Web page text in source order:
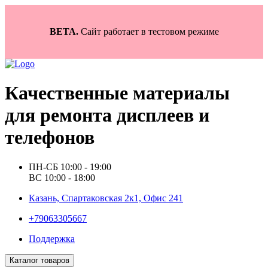
BETA.Сайт работает в тестовом режиме
Качественные материалы
для ремонта дисплеев и
телефонов
ПН-СБ 10:00 - 19:00
ВС 10:00 - 18:00
Казань, Спартаковская 2к1, Офис 241
+79063305667
Поддержка
Каталог товаров